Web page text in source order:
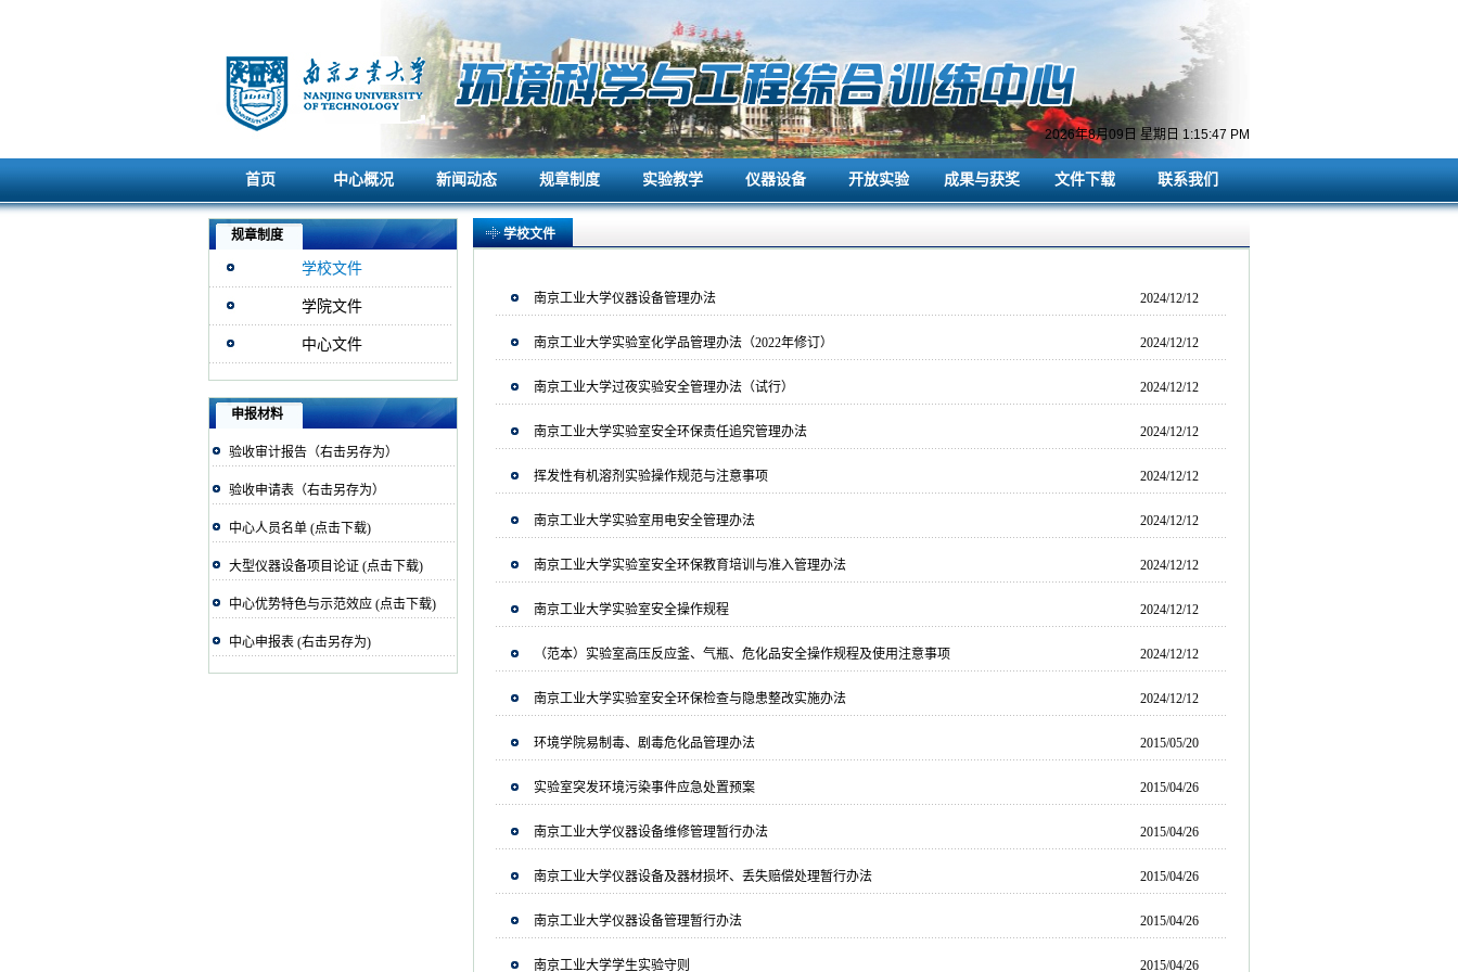
2026年8月09日 星期日 1:15:47 PM
首页
首页
中心概况 新闻动态
新闻动态
规章制度
规章制度
实验教学
实验教学
仪器设备
仪器设备
开放实验
开放实验
成果与获奖
成果与获奖
文件下载
文件下载
联系我们
联系我们
规章制度
学校文件
学院文件
中心文件
申报材料
验收审计报告（右击另存为）
验收申请表（右击另存为）
中心人员名单 (点击下载)
大型仪器设备项目论证 (点击下载)
中心优势特色与示范效应 (点击下载)
中心申报表 (右击另存为)
学校文件
南京工业大学仪器设备管理办法 2024/12/12
南京工业大学实验室化学品管理办法（2022年修订） 2024/12/12
南京工业大学过夜实验安全管理办法（试行） 2024/12/12
南京工业大学实验室安全环保责任追究管理办法 2024/12/12
挥发性有机溶剂实验操作规范与注意事项 2024/12/12
南京工业大学实验室用电安全管理办法 2024/12/12
南京工业大学实验室安全环保教育培训与准入管理办法 2024/12/12
南京工业大学实验室安全操作规程 2024/12/12
（范本）实验室高压反应釜、气瓶、危化品安全操作规程及使用注意事项 2024/12/12
南京工业大学实验室安全环保检查与隐患整改实施办法 2024/12/12
环境学院易制毒、剧毒危化品管理办法 2015/05/20
实验室突发环境污染事件应急处置预案 2015/04/26
南京工业大学仪器设备维修管理暂行办法 2015/04/26
南京工业大学仪器设备及器材损坏、丢失赔偿处理暂行办法 2015/04/26
南京工业大学仪器设备管理暂行办法 2015/04/26
南京工业大学学生实验守则 2015/04/26